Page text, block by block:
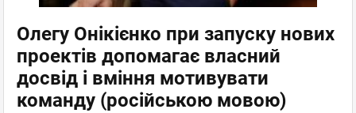
Олегу Онікієнко при запуску нових
проектів допомагає власний
досвід і вміння мотивувати
команду (російською мовою)